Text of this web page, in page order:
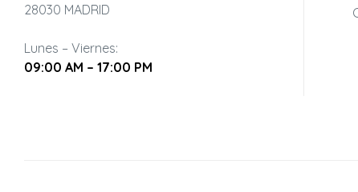
28030 MADRID
Lunes – Viernes:
09:00 AM – 17:00 PM